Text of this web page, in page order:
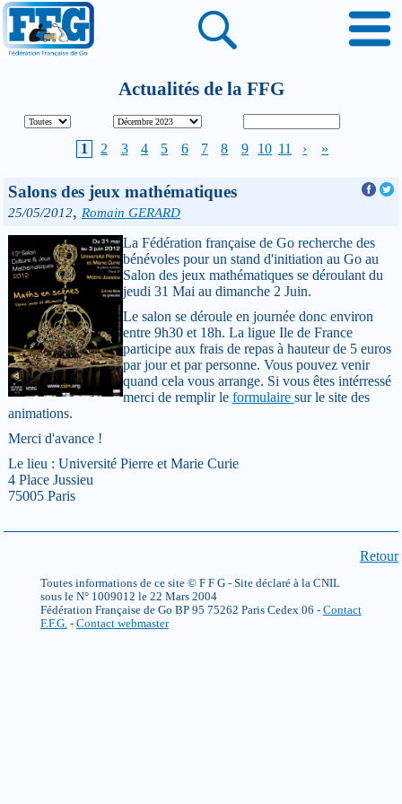
Actualités de la FFG
1 2 3 4 5 6 7 8 9 10 11 › »
Salons des jeux mathématiques
25/05/2012, Romain GERARD
La Fédération française de Go recherche des
bénévoles pour un stand d'initiation au Go au
Salon des jeux mathématiques se déroulant du
jeudi 31 Mai au dimanche 2 Juin.
Le salon se déroule en journée donc environ
entre 9h30 et 18h. La ligue Ile de France
participe aux frais de repas à hauteur de 5 euros
par jour et par personne. Vous pouvez venir
quand cela vous arrange. Si vous êtes intérressé
merci de remplir le formulaire sur le site des
animations.
Merci d'avance !
Le lieu : Université Pierre et Marie Curie
4 Place Jussieu
75005 Paris
Retour
Toutes informations de ce site © F F G - Site déclaré à la CNIL
sous le N° 1009012 le 22 Mars 2004
Fédération Française de Go BP 95 75262 Paris Cedex 06 - Contact
F.F.G. - Contact webmaster